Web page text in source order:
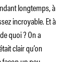
longtemps, à
incroyable. Et à
quoi ? On a
clair qu’on